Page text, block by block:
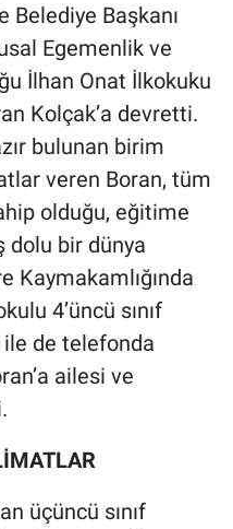
Belediye Başkanı
Egemenlik ve
İlhan Onat İlkokuku
Kolçak’a devretti.
bulunan birim
veren Boran, tüm
olduğu, eğitime
dolu bir dünya
Kaymakamlığında
4’üncü sınıf
ile de telefonda
ailesi ve
üçüncü sınıf